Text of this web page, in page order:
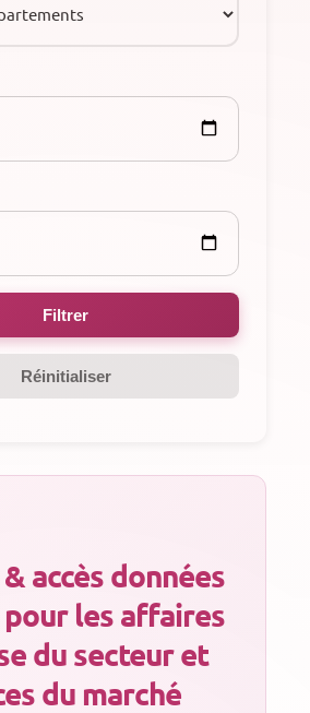
Filtrer
Réinitialiser
accès données
les affaires
du secteur et
du marché